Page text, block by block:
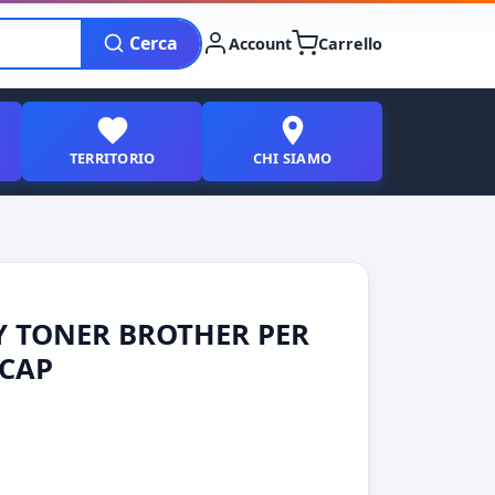
Cerca Account Carrello
TERRITORIO CHI SIAMO
TONER BROTHER PER